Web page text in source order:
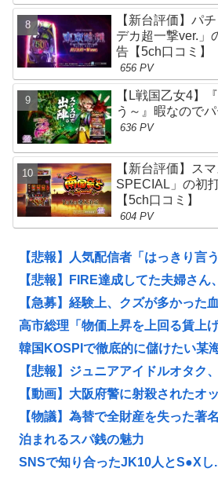
【新台評価】パ
デカ超一撃ver.」
告【5ch口コミ】
656 PV
【L戦国乙女4】
う～』暇なので
636 PV
【新台評価】ス
SPECIAL」の初
【5ch口コミ】
604 PV
【悲報】人気配信者「はっきり言
【悲報】FIRE達成してた夫婦さん
【急募】経験上、クズが多かった
高市総理「物価上昇を上回る賃上
韓国KOSPIで徹底的に儲けたい某
【悲報】ジュニアアイドルオタク
【動画】大阪府警に射殺されたオ
【物議】為替で全財産を失った著
泊まれるスパ銭の魅力
SNSで知り合ったJK10人とS●Xし